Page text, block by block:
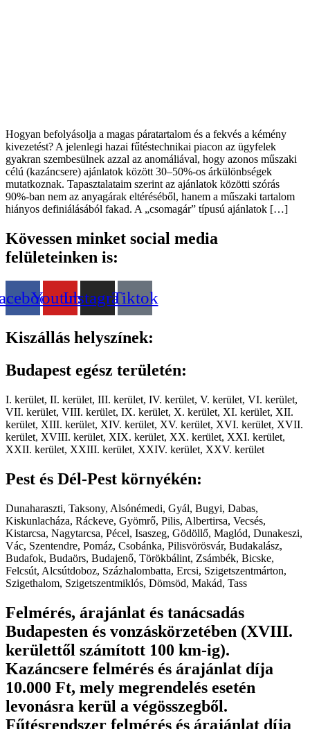
Hogyan befolyásolja a magas páratartalom és a fekvés a kémény
kivezetést? A jelenlegi hazai fűtéstechnikai piacon az ügyfelek
gyakran szembesülnek azzal az anomáliával, hogy azonos műszaki
célú (kazáncsere) ajánlatok között 30–50%-os árkülönbségek
mutatkoznak. Tapasztalataim szerint az ajánlatok közötti szórás
90%-ban nem az anyagárak eltéréséből, hanem a műszaki tartalom
hiányos definiálásából fakad. A „csomagár” típusú ajánlatok […]
Kövessen minket social media
felületeinken is:
YoutubeInstagramTiktok
Kiszállás helyszínek:
Budapest egész területén:
I. kerület, II. kerület, III. kerület, IV. kerület, V. kerület, VI. kerület,
VII. kerület, VIII. kerület, IX. kerület, X. kerület, XI. kerület, XII.
kerület, XIII. kerület, XIV. kerület, XV. kerület, XVI. kerület, XVII.
kerület, XVIII. kerület, XIX. kerület, XX. kerület, XXI. kerület,
XXII. kerület, XXIII. kerület, XXIV. kerület, XXV. kerület
Pest és Dél-Pest környékén:
Dunaharaszti, Taksony, Alsónémedi, Gyál, Bugyi, Dabas,
Kiskunlacháza, Ráckeve, Gyömrő, Pilis, Albertirsa, Vecsés,
Kistarcsa, Nagytarcsa, Pécel, Isaszeg, Gödöllő, Maglód, Dunakeszi,
Vác, Szentendre, Pomáz, Csobánka, Pilisvörösvár, Budakalász,
Budafok, Budaörs, Budajenő, Törökbálint, Zsámbék, Bicske,
Felcsút, Alcsútdoboz, Százhalombatta, Ercsi, Szigetszentmárton,
Szigethalom, Szigetszentmiklós, Dömsöd, Makád, Tass
Felmérés, árajánlat és tanácsadás
Budapesten és vonzáskörzetében (XVIII.
kerülettől számított 100 km-ig).
Kazáncsere felmérés és árajánlat díja
10.000 Ft, mely megrendelés esetén
levonásra kerül a végösszegből.
Fűtésrendszer felmérés és árajánlat díja